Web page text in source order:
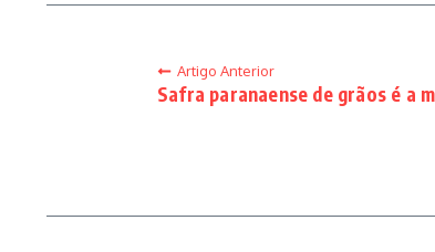
Artigo Anterior
Safra paranaense de grãos é a